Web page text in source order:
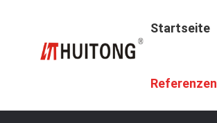
Startseite
Referenzen